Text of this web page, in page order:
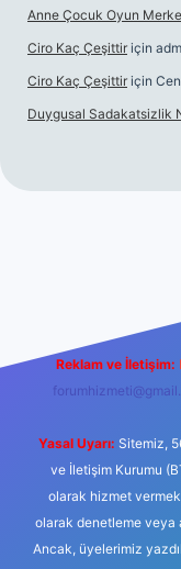
Anne Çocuk Oyun
Ciro Kaç Çeşittir için
Ciro Kaç Çeşittir için
Duygusal Sadakatsizlik
Reklam ve İletişim:
Yasal Uyarı: Sitemiz,
ve İletişim Kurumu
olarak hizmet
olarak denetleme veya
Ancak, üyelerimiz